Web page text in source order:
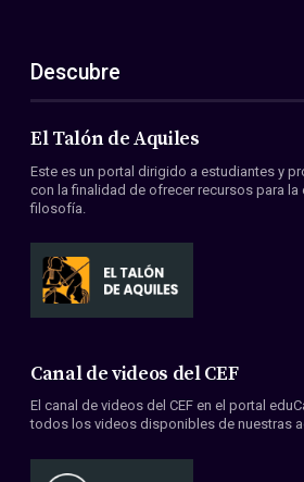
Descubre
El Talón de Aquiles
Este es un portal dirigido a estudiantes y
con la finalidad de ofrecer recursos para la
filosofía.
Canal de videos del CEF
El canal de videos del CEF en el portal
todos los videos disponibles de nuestras